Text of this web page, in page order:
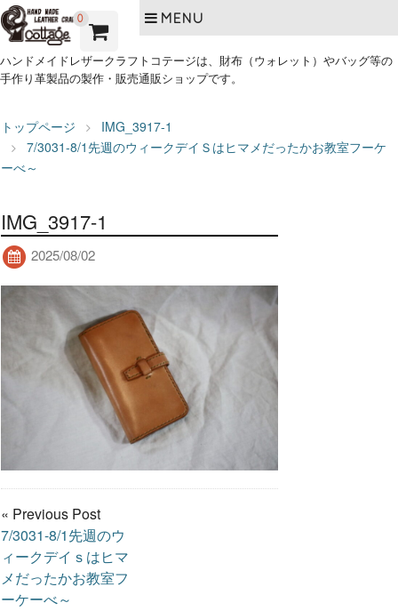
0 MENU
ハンドメイドレザークラフトコテージは、財布（ウォレット）やバッグ等の
手作り革製品の製作・販売通販ショップです。
トップページ
IMG_3917-1
7/3031-8/1先週のウィークデイＳはヒマメだったかお教室フーケ
ーべ～
IMG_3917-1
2025/08/02
« Previous Post
7/3031-8/1先週のウ
ィークデイｓはヒマ
メだったかお教室フ
ーケーべ～